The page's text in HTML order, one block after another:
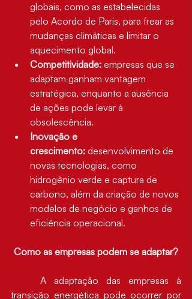
globais, como as estabelecidas
pelo Acordo de Paris, para frear as
mudanças climáticas e limitar o
aquecimento global.
Competitividade: empresas que se
adaptam ganham vantagem
estratégica, enquanto a ausência
de ações pode levar à
obsolescência.
Inovação e
crescimento: desenvolvimento de
novas tecnologias, como
hidrogênio verde e captura de
carbono, além da criação de novos
modelos de negócio e ganhos de
eficiência operacional.
Como as empresas podem se adaptar?
transição energética pode ocorrer por